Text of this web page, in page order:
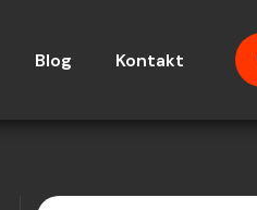
Blog Kontakt